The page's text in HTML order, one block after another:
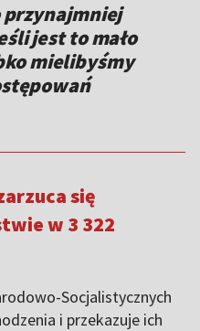
przynajmniej
jest to mało
mielibyśmy
się
w 3 322
Socjalistycznych
i przekazuje ich